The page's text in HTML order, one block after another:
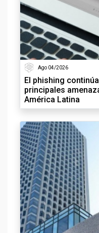
Ago 04/2026
El phishing
principales
América Latina